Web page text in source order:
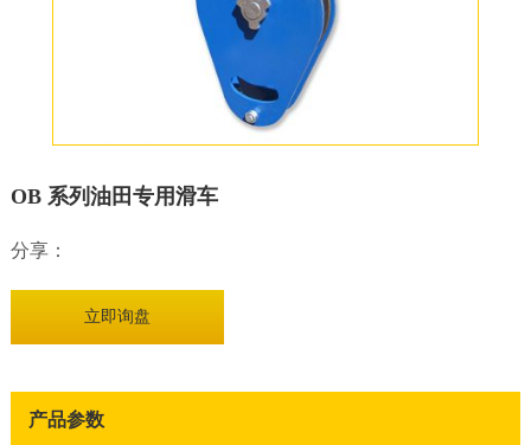
OB 系列油田专用滑车
分享：
立即询盘
产品参数